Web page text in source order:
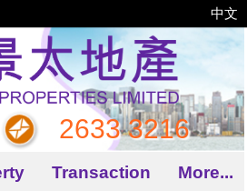
中文
2633 3216
Transaction More...